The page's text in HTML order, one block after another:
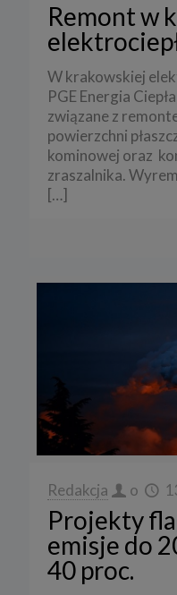
Remont w
W krakowskiej
PGE Energia
związane z
powierzchni
kominowej oraz
zraszalnika.
[…]
Redakcja o
Projekty
emisje do
40 proc.